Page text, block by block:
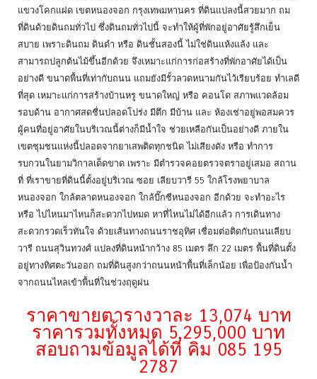
แขวงโคกแฝด เขตหนองจอก กรุงเทพมหานคร ที่ดินแปลงนี้สวยมาก ถม
ที่ดินด้วยดินถมทั่วไป ซึ่งดินถมทั่วไปนี้ จะทำให้ผู้ที่พักอยู่อาศัยรู้สึกเย็น
สบาย เพราะดินถม ดินดำ หรือ ดินชั้นสองนี้ ไม่ใช่ดินแห้งแล้ง และ
สามารถปลูกต้นไม้ขึ้นอีกด้วย จึงเหมาะแก่การก่อสร้างที่พักอาศัยได้เป็น
อย่างดี ขนาดพื้นที่เท่ากับถนน แถมยังมีรั้วลวดหนามกันไว้เรียบร้อย ทำเลดี
ที่สุด เหมาะแก่การสร้างบ้านหรู ขนาดใหญ่ หรือ คอนโด สภาพแวดล้อม
รอบด้าน อากาศสดชื่นปลอดโปร่ง มีตึก มีบ้าน และ ห้องเช่าอยู่พอสมควร
ผู้คนที่อยู่อาศัยในบริเวณนี้ต่างก็มีน้ำใจ ช่วยเหลือกันเป็นอย่างดี ภายใน
เขตชุมชนแห่งนี้ปลอดจากยาเสพติดทุกชนิด ไม่เสียงดัง หรือ ทำการ
รบกวนในยามวิกาลเด็ดขาด เพราะ มีตำรวจคอยตรวจตราอยู่เสมอ สถาน
ที่ ที่เราขายที่ดินนี้ตั้งอยู่บริเวณ ซอย เลียบวารี 55 ใกล้โรงพยาบาล
หนองจอก ใกล้ตลาดหนองจอก ใกล้บี๊กซีหนองจอก อีกด้วย จะทำอะไร
หรือ ไปไหนมาไหนก็สะดวกไปหมด หาที่ไหนไม่ได้อีกแล้ว การเดินทาง
สะดวกรวดเร็วทันใจ ด้วยเส้นทางถนนราชอุทิศ เชื่อมต่อติดกับถนนเลียบ
วารี ถนนสุวินทวงศ์ แปลงที่ดินหน้ากว้าง 85 เมตร ลึก 22 เมตร พื้นที่ดินตั้ง
อยู่ทางทิศตะวันออก ถมที่ดินสูงกว่าถนนหน้าพื้นที่เล็กน้อย เพื่อป้องกันน้ำ
จากถนนไหลเข้าพื้นที่ในช่วงฤดูฝน
ราคาขายตารางวาละ 13,074 บาท
ราคารวมทั้งหมด 5,295,000 บาท
สอบถามข้อมูลได้ที่ คิม 085 195
2787